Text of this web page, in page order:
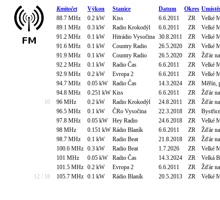
Kmitočet Výkon Stanice Datum Okres
88.7 MHz
0.2 kW Kiss 6.6.2011 ZR
Velké
89.1 MHz
0.3 kW Radio Krokodýl 6.6.2011 ZR
Velké
91.2 MHz
0.1 kW Hitrádio Vysočina 30.8.2011 ZR
Velké
91.6 MHz
0.1 kW Country Radio 26.5.2020 ZR
Velké
91.9 MHz
0.1 kW Country Radio 26.5.2020 ZR
Žďár
92.2 MHz
0.1 kW Radio Čas 6.6.2011 ZR
Velké
92.9 MHz
0.2 kW Evropa 2 6.6.2011 ZR
Velké
94.7 MHz
0.05 kW Radio Čas 14.3.2024 ZR
Měřín,
94.8 MHz
0.251 kW Kiss 6.6.2011 ZR
Žďár
10
96 MHz 0.2 kW Radio Krokodýl 24.8.2011 ZR
Žďár
96.5 MHz
0.1 kW ČRo Vysočina 22.3.2018 ZR
97.8 MHz
0.05 kW Hey Radio 24.6.2018 ZR
Velké
98 MHz
0.151 kW Rádio Blaník 6.6.2011 ZR
Žďár
98.7 MHz
0.1 kW Radio Beat 21.8.2018 ZR
Žďár
100.6 MHz 0.3 kW Radio Beat 1.7.2026 ZR
Velké
101 MHz
0.05 kW Radio Čas 14.3.2024 ZR
Velká
101.5 MHz 0.2 kW Evropa 2 6.6.2011 ZR
Žďár
12 / 18
105.7 MHz 0.1 kW Rádio Blaník 20.5.2013 ZR Velké